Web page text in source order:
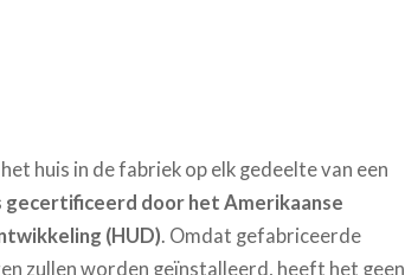
huis in de fabriek op elk gedeelte van een
gecertificeerd door het Amerikaanse
(HUD). Omdat gefabriceerde
zullen worden geïnstalleerd, heeft het geen